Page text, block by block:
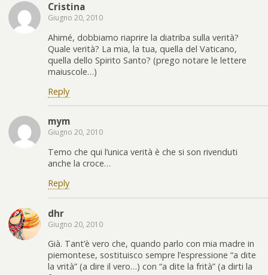
Cristina
Giugno 20, 2010
Ahimé, dobbiamo riaprire la diatriba sulla verità?
Quale verità? La mia, la tua, quella del Vaticano,
quella dello Spirito Santo? (prego notare le lettere
maiuscole…)
Reply
mym
Giugno 20, 2010
Temo che qui l’unica verità è che si son rivenduti
anche la croce…
Reply
dhr
Giugno 20, 2010
Già. Tant’è vero che, quando parlo con mia madre in
piemontese, sostituisco sempre l’espressione “a dite
la vrità” (a dire il vero…) con “a dite la frità” (a dirti la